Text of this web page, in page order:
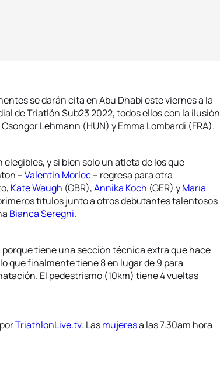
se darán cita en Abu Dhabi este viernes a la
de Triatlón Sub23 2022, todos ellos con la ilusión
Lehmann (HUN) y Emma Lombardi (FRA).
y si bien solo un atleta de los que
–Valentin Morlec– regresa para otra
Kate Waugh (GBR),Annika Koch (GER) yMaría
títulos junto a otros debutantes talentosos
Bianca Seregni.
tiene una sección técnica extra que hace
que finalmente tiene 8 en lugar de 9 para
El pedestrismo (10km) tiene 4 vueltas
TriathlonLive.tv. Lasmujeresa las 7.30am hora